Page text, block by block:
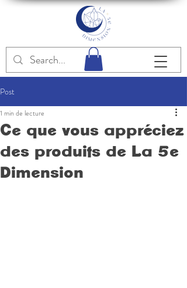
Post
Ce que vous appréciez
des produits de La 5e
Dimension
1 min de lecture